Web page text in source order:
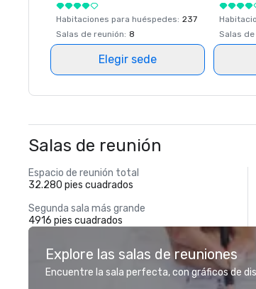
Habitaciones para huéspedes: 237
Salas de reunión: 8
Elegir sede
Salas
Salas de reunión
Espacio de reunión total
32.280 pies cuadrados
Segunda sala más grande
4916 pies cuadrados
Explore las salas de reuniones
Encuentre la sala perfecta, con gráficos de